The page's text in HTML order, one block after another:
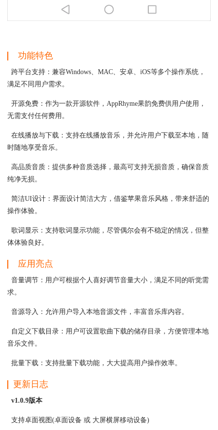
功能特色
跨平台支持：兼容Windows、MAC、安卓、iOS等多个操作系统，
满足不同用户需求。
开源免费：作为一款开源软件，AppRhyme果韵免费供用户使用，
无需支付任何费用。
在线播放与下载：支持在线播放音乐，并允许用户下载至本地，随
时随地享受音乐。
高品质音质：提供多种音质选择，最高可支持无损音质，确保音质
纯净无损。
简洁UI设计：界面设计简洁大方，借鉴苹果音乐风格，带来舒适的
操作体验。
歌词显示：支持歌词显示功能，尽管偶尔会有不稳定的情况，但整
体体验良好。
应用亮点
音量调节：用户可根据个人喜好调节音量大小，满足不同的听觉需
求。
音源导入：允许用户导入本地音源文件，丰富音乐库内容。
自定义下载目录：用户可设置歌曲下载的储存目录，方便管理本地
音乐文件。
批量下载：支持批量下载功能，大大提高用户操作效率。
更新日志
v1.0.9版本
支持卓面视图(卓面设备 或 大屏横屏移动设备)